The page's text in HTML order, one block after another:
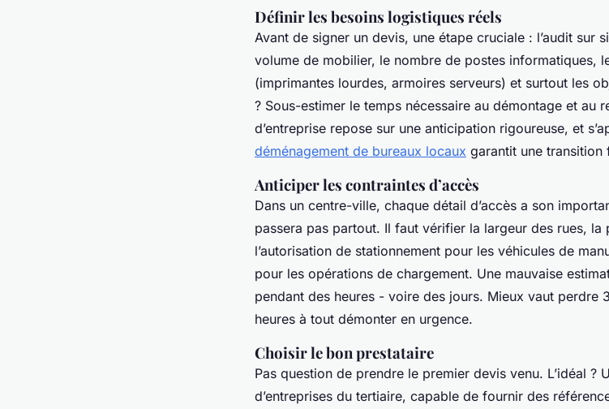
Définir les besoins logistiques réels
Avant de signer un devis, une étape cruciale : l’audit sur
volume de mobilier, le nombre de postes informatiques,
(imprimantes lourdes, armoires serveurs) et surtout les
? Sous-estimer le temps nécessaire au démontage et au
d’entreprise repose sur une anticipation rigoureuse, et
déménagement de bureaux locaux garantit une transition
Anticiper les contraintes d’accès
Dans un centre-ville, chaque détail d’accès a son
passera pas partout. Il faut vérifier la largeur des rues, la
l’autorisation de stationnement pour les véhicules de
pour les opérations de chargement. Une mauvaise
pendant des heures - voire des jours. Mieux vaut perdre
heures à tout démonter en urgence.
Choisir le bon prestataire
Pas question de prendre le premier devis venu. L’idéal ?
d’entreprises du tertiaire, capable de fournir des